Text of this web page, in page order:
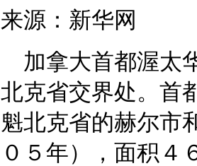
来源：新华网
加拿大首都渥太
北克省交界处。首
魁北克省的赫尔市
０５年），面积４